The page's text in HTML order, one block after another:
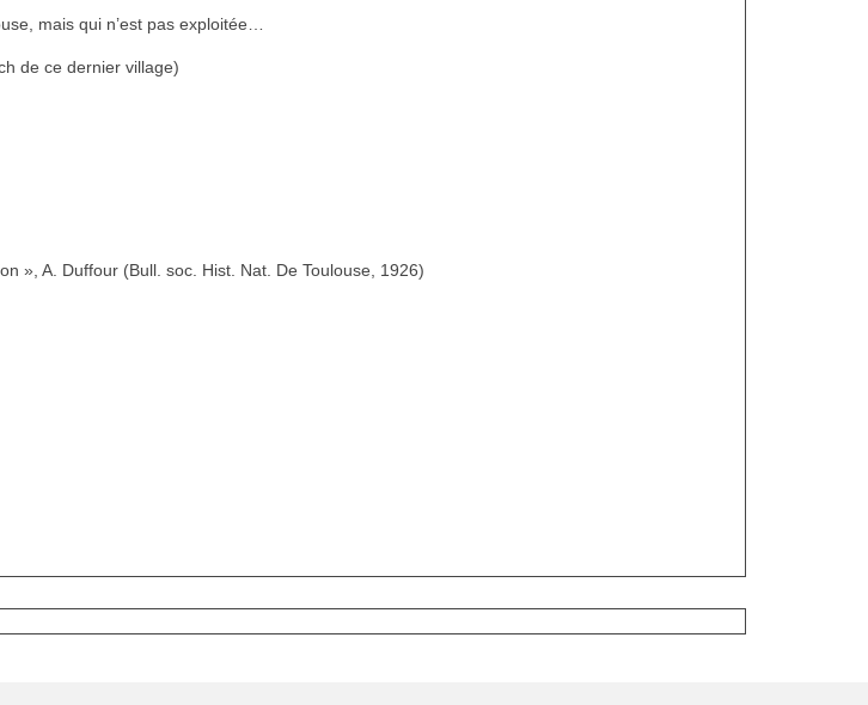
mais qui n’est pas exploitée…
de ce dernier village)
», A. Duffour (Bull. soc. Hist. Nat. De Toulouse, 1926)